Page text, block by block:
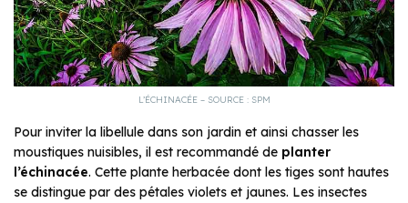
L’ÉCHINACÉE – SOURCE : SPM
Pour inviter la libellule dans son jardin et ainsi chasser les
moustiques nuisibles, il est recommandé de planter
l’échinacée. Cette plante herbacée dont les tiges sont hautes
se distingue par des pétales violets et jaunes. Les insectes